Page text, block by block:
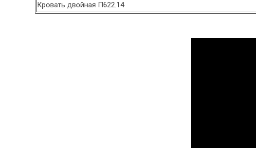
Кровать двойная П622.14